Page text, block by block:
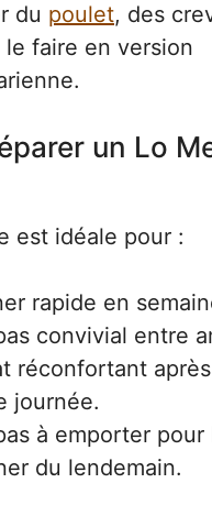
du poulet, des
le faire en version
un Lo
est idéale pour :
rapide en
convivial entre
réconfortant
journée.
à emporter pour
du lendemain.